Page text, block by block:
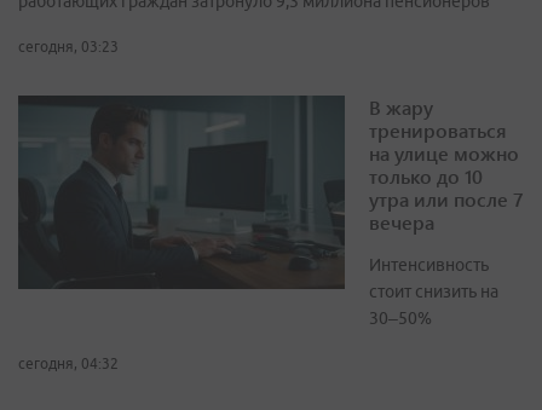
сегодня, 03:23
В жару
тренироваться
на улице можно
только до 10
утра или после 7
вечера
Интенсивность
стоит снизить на
30–50%
сегодня, 04:32